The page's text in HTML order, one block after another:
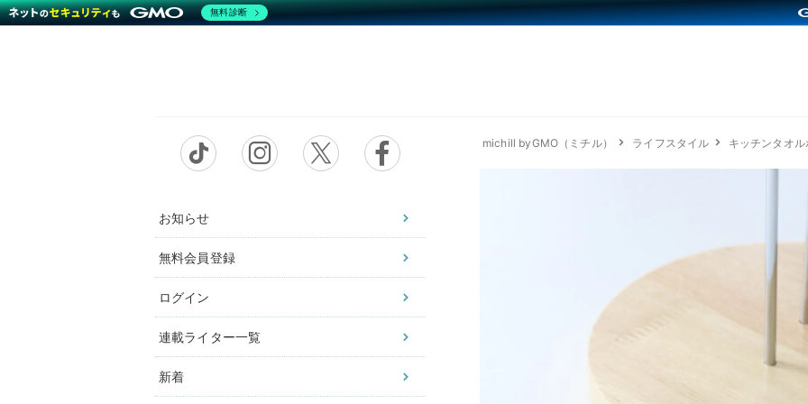
お知らせ
無料会員登録
ログイン
連載ライター一覧
新着
michill byGMO（ミチル） ライフスタイル キッチンタオ
無料診断